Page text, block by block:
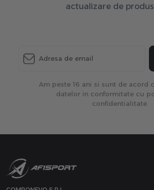
actualizare de
Am peste 16 ani si sunt de acord
datelor in conformitate cu
confidentialitate